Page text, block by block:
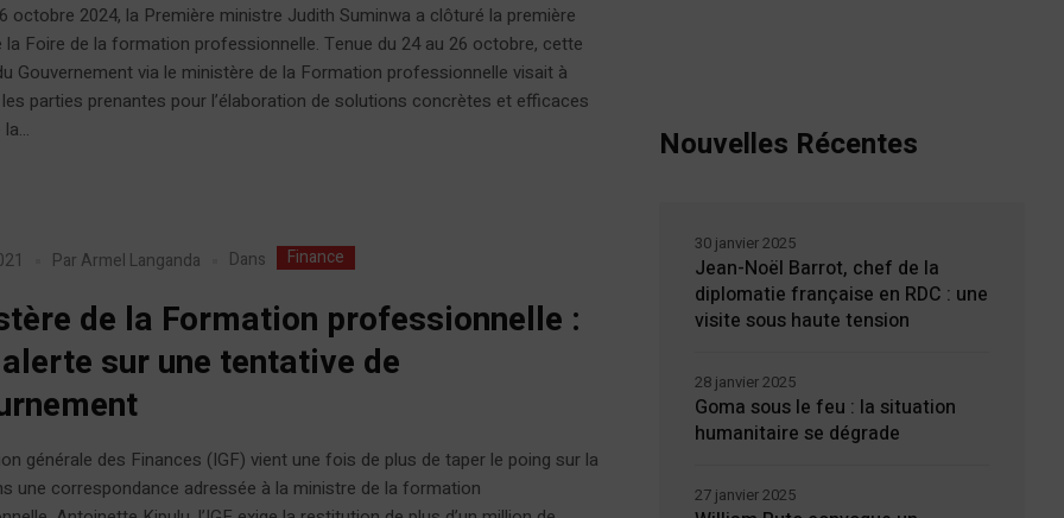
octobre 2024, la Première ministre Judith Suminwa a clôturé la première
la Foire de la formation professionnelle. Tenue du 24 au 26 octobre, cette
Gouvernement via le ministère de la Formation professionnelle visait à
parties prenantes pour l’élaboration de solutions concrètes et efficaces
Par Armel Langanda Dans Finance
de la Formation professionnelle :
alerte sur une tentative de
générale des Finances (IGF) vient une fois de plus de taper le poing sur la
une correspondance adressée à la ministre de la formation
Nouvelles Récentes
Jean-Noël Barrot, chef de la
diplomatie française en RDC : une
visite sous haute tension
30 janvier 2025
Goma sous le feu : la situation
humanitaire se dégrade
28 janvier 2025
27 janvier 2025